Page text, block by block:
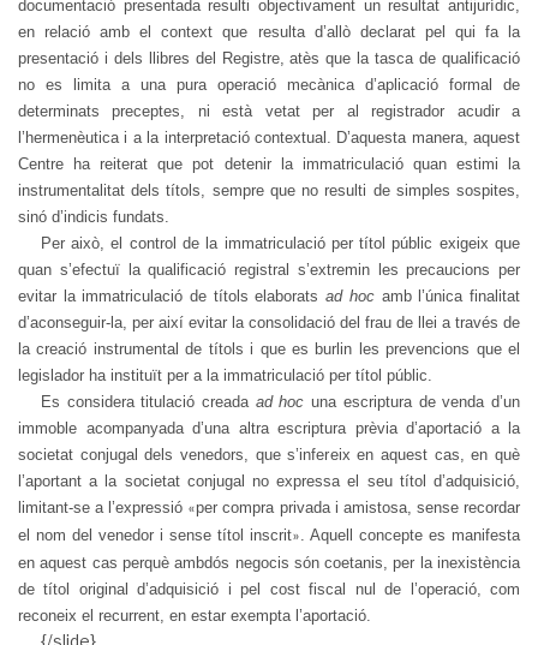
documentació presentada resulti objectivament un resultat antijurídic,
en relació amb el context que resulta d’allò declarat pel qui fa la
presentació i dels llibres del Registre, atès que la tasca de qualificació
no es limita a una pura operació mecànica d’aplicació formal de
determinats preceptes, ni està vetat per al registrador acudir a
l’hermenèutica i a la interpretació contextual. D’aquesta manera, aquest
Centre ha reiterat que pot detenir la immatriculació quan estimi la
instrumentalitat dels títols, sempre que no resulti de simples sospites,
sinó d’indicis fundats.
Per això, el control de la immatriculació per títol públic exigeix que
quan s’efectuï la qualificació registral s’extremin les precaucions per
evitar la immatriculació de títols elaboratsad hocamb l’única finalitat
d’aconseguir-la, per així evitar la consolidació del frau de llei a través de
la creació instrumental de títols i que es burlin les prevencions que el
legislador ha instituït per a la immatriculació per títol públic.
Es considera titulació creada ad hoc una escriptura de venda d’un
immoble acompanyada d’una altra escriptura prèvia d’aportació a la
societat conjugal dels venedors, que s’infereix en aquest cas, en què
l’aportant a la societat conjugal no expressa el seu títol d’adquisició,
limitant-se a l’expressió «per compra privada i amistosa, sense recordar
el nom del venedor i sense títol inscrit». Aquell concepte es manifesta
en aquest cas perquè ambdós negocis són coetanis, per la inexistència
de títol original d’adquisició i pel cost fiscal nul de l’operació, com
reconeix el recurrent, en estar exempta l’aportació.
{/slide}